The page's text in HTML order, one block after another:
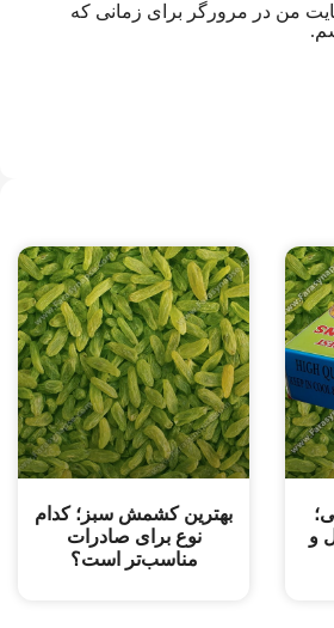
من در مرورگر برای زمانی که
و
بهترین کشمش سبز؛ کدام
نوع برای صادرات
مناسب‌تر است؟